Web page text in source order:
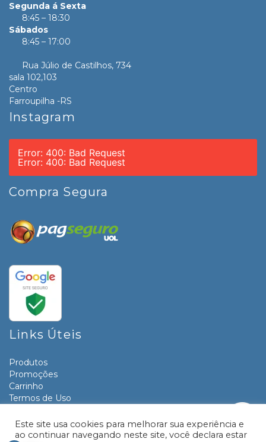
Segunda á Sexta
8:45 – 18:30
Sábados
8:45 – 17:00
Rua Júlio de Castilhos, 734
sala 102,103
Centro
Farroupilha -RS
Instagram
Error: 400: Bad Request
Error: 400: Bad Request
Compra Segura
Links Úteis
Produtos
Promoções
Carrinho
Termos de Uso
Contato
Este site usa cookies para melhorar sua experiência e
ao continuar navegando neste site, você declara estar